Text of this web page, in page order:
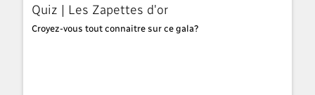
Quiz | Les Zapettes d'or
Croyez-vous tout connaitre sur ce gala?